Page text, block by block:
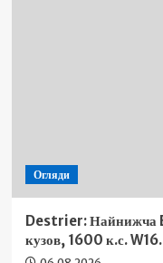
Огляди
Destrier: Найнижча
кузов, 1600 к.с. W16.